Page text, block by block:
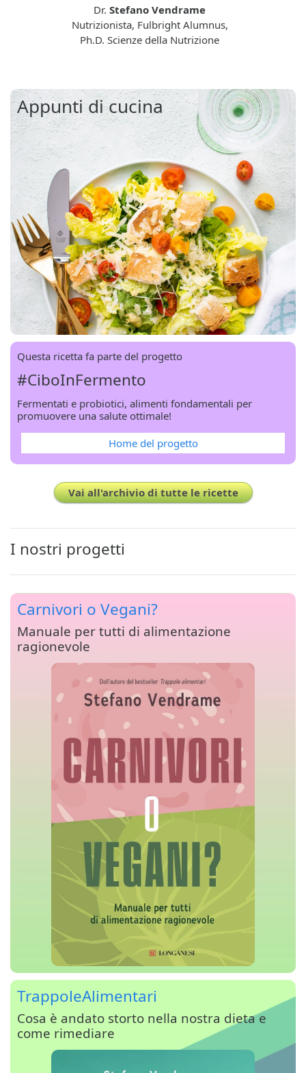
Dr. Stefano Vendrame
Nutrizionista, Fulbright Alumnus,
Ph.D. Scienze della Nutrizione
Appunti di cucina
Questa ricetta fa parte del progetto
#CiboInFermento
Fermentati e probiotici, alimenti fondamentali per
promuovere una salute ottimale!
Home del progetto
Vai all'archivio di tutte le ricette
I nostri progetti
Carnivori o Vegani?
Manuale per tutti di alimentazione
ragionevole
TrappoleAlimentari
Cosa è andato storto nella nostra dieta e
come rimediare